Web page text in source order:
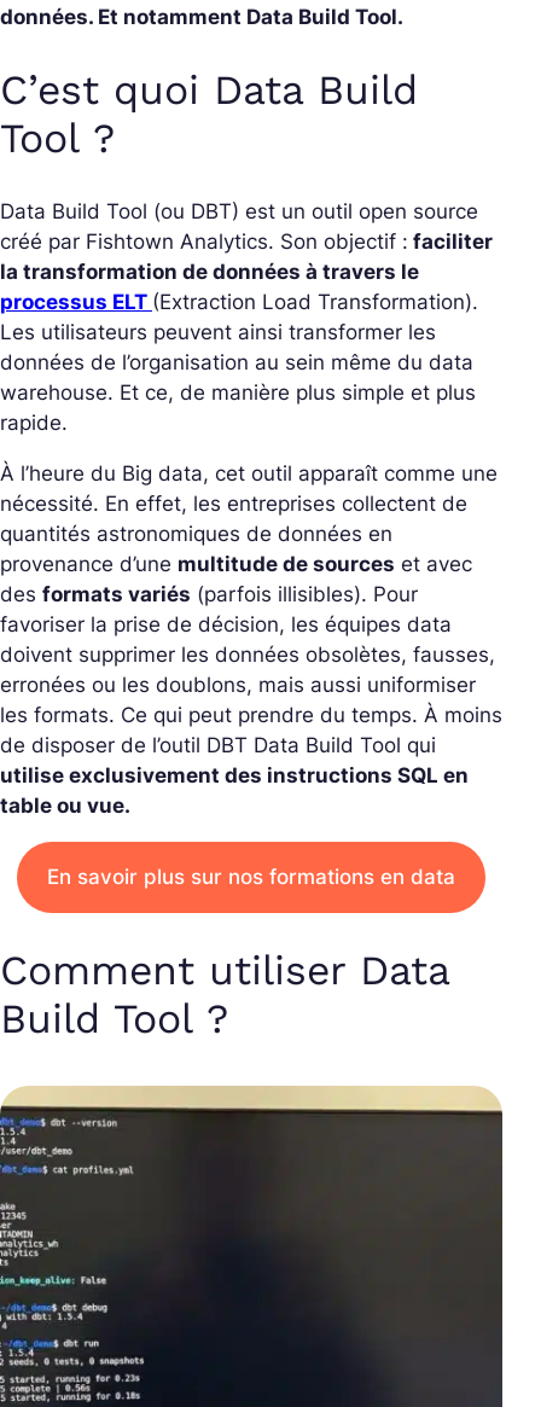
données. Et notamment Data Build Tool.
C’est quoi Data Build
Tool ?
Data Build Tool (ou DBT) est un outil open source
créé par Fishtown Analytics. Son objectif : faciliter
la transformation de données à travers le
processus ELT (Extraction Load Transformation).
Les utilisateurs peuvent ainsi transformer les
données de l’organisation au sein même du data
warehouse. Et ce, de manière plus simple et plus
rapide.
À l’heure du Big data, cet outil apparaît comme une
nécessité. En effet, les entreprises collectent de
quantités astronomiques de données en
provenance d’une multitude de sources et avec
des formats variés (parfois illisibles). Pour
favoriser la prise de décision, les équipes data
doivent supprimer les données obsolètes, fausses,
erronées ou les doublons, mais aussi uniformiser
les formats. Ce qui peut prendre du temps. À moins
de disposer de l’outil DBT Data Build Tool qui
utilise exclusivement des instructions SQL en
table ou vue.
En savoir plus sur nos formations en data
Comment utiliser Data
Build Tool ?